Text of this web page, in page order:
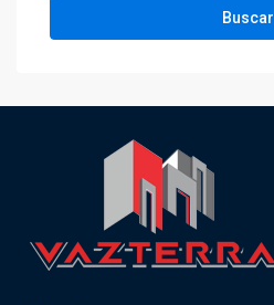
Buscar